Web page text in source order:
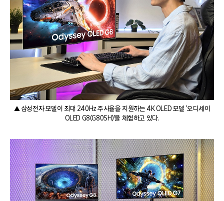
▲ 삼성전자 모델이 최대 240Hz 주사율을 지원하는 4K OLED 모델 ‘오디세이
OLED G8(G80SH)’을 체험하고 있다.